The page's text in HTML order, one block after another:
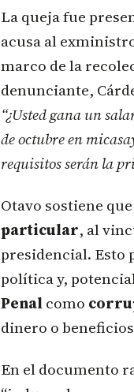
La queja fue
acusa al
marco de la
denunciante,
“¿Usted gana un
de octubre en
requisitos serán la
Otavo sostiene
particular, al
presidencial. Esto
política y,
Penalcomo
dinero o
En el documento